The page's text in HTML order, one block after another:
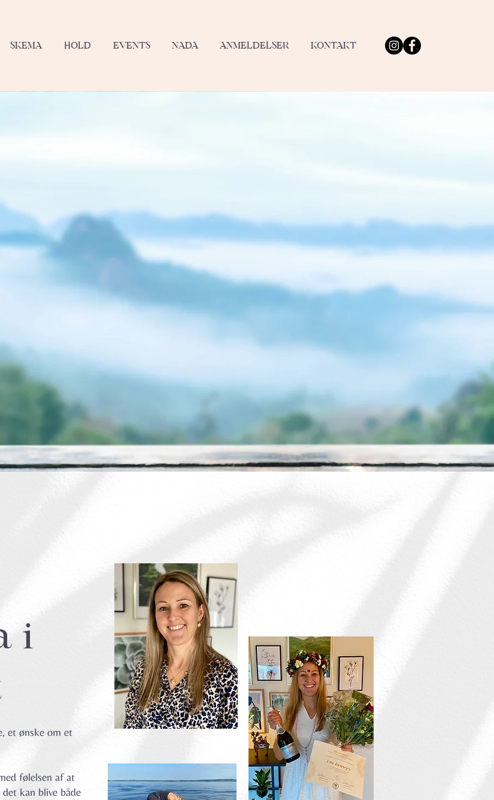
SKEMA HOLD EVENTS NADA ANMELDELSER KONTAKT
i
et ønske om et
følelsen af at
kan blive både